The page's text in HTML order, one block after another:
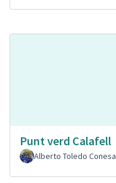
Punt verd Calafell
Alberto Toledo Conesa